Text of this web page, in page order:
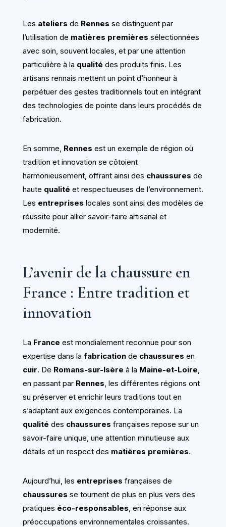
Les ateliers de Rennes se distinguent par
l’utilisation de matières premières sélectionnées
avec soin, souvent locales, et par une attention
particulière à la qualité des produits finis. Les
artisans rennais mettent un point d’honneur à
perpétuer des gestes traditionnels tout en intégrant
des technologies de pointe dans leurs procédés de
fabrication.
En somme, Rennes est un exemple de région où
tradition et innovation se côtoient
harmonieusement, offrant ainsi des chaussures de
haute qualité et respectueuses de l’environnement.
Les entreprises locales sont ainsi des modèles de
réussite pour allier savoir-faire artisanal et
modernité.
L’avenir de la chaussure en
France : Entre tradition et
innovation
La France est mondialement reconnue pour son
expertise dans la fabricationde chaussures en
cuir. De Romans-sur-Isère à la Maine-et-Loire,
en passant par Rennes, les différentes régions ont
su préserver et enrichir leurs traditions tout en
s’adaptant aux exigences contemporaines. La
qualité des chaussures françaises repose sur un
savoir-faire unique, une attention minutieuse aux
détails et un respect des matières premières.
Aujourd’hui, les entreprises françaises de
chaussures se tournent de plus en plus vers des
pratiques éco-responsables, en réponse aux
préoccupations environnementales croissantes.